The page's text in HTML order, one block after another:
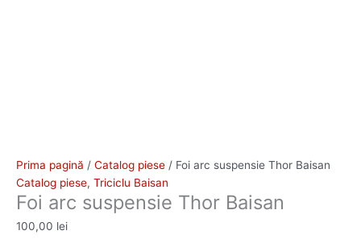
Prima pagină / Catalog piese / Foi arc suspensie Thor Baisan
Catalog piese, Triciclu Baisan
Foi arc suspensie Thor Baisan
100,00 lei